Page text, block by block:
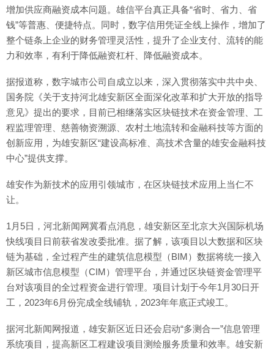
增加供应商融资成本问题。雄信平台真正具备“省时、省力、省
钱”等普惠、便捷特点。同时，数字信用凭证全线上操作，增加了
整个链条上企业的财务管理灵活性，提升了企业支付、流转的能
力和效率，有利于降低融资杠杆、降低融资成本。
据报道称，数字城市公司自成立以来，深入贯彻落实中共中央、
国务院《关于支持河北雄安新区全面深化改革和扩大开放的指导
意见》提出的要求，目前已相继落实区块链技术在资金管理、工
程监理管理、慈善物资溯源、农村土地流转和金融科技等方面的
创新应用，为雄安新区“建设高标准、高技术含量的雄安金融科技
中心”提供支撑。
雄安作为新技术的应用引领城市，在区块链技术应用上当仁不
让。
1月5日，河北新闻网冀看点消息，雄安新区至北京大兴国际机场
快线项目日前获省发改委批准。据了解，该项目以大数据和区块
链为基础，全过程产生的建筑信息模型（BIM）数据将统一接入
新区城市信息模型（CIM）管理平台，并通过区块链资金管理平
台对该项目的全过程资金进行管理。项目计划于今年1月30日开
工，2023年6月份完成全线铺轨，2023年年底正式竣工。
据河北新闻网报道，雄安新区近日还会启动“多测合一”信息管理
系统项目，提高新区工程建设项目测绘服务质量和效率。雄安新